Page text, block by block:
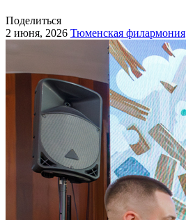
Поделиться
2 июня, 2026 Тюменская филармония